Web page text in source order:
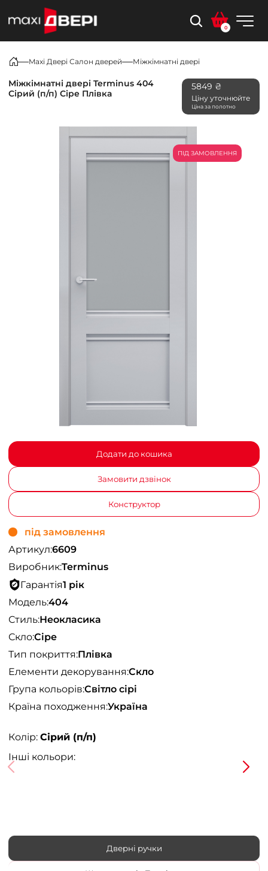
0
Maxi Двері Салон дверей Міжкімнатні двері
Міжкімнатні двері Terminus 404
Сірий (п/п) Сіре Плівка
5849 ₴
Ціну уточнюйте
Ціна за полотно
ПІД ЗАМОВЛЕННЯ
Додати до кошика
Замовити дзвінок
Конструктор
під замовлення
Артикул:6609
Виробник:Terminus
Гарантія1 рік
Модель:404
Стиль:Неокласика
Скло:Сіре
Тип покриття:Плівка
Елементи декорування:Скло
Група кольорів:Світло сірі
Країна походження:Україна
Колір: Сірий (п/п)
Інші кольори:
Дверні ручки